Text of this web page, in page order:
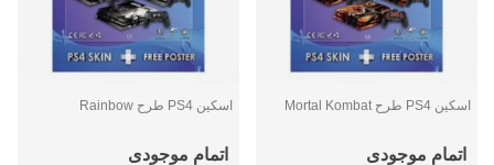
اسکین PS4 طرح Mortal Kombat
اتمام موجودی
اسکین PS4 طرح Rainbow
اتمام موجودی